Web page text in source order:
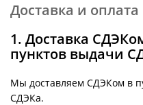
Доставка и оплата
1. Доставка
пунктов выдачи
Мы доставляем СДЭКом в
СДЭКа.